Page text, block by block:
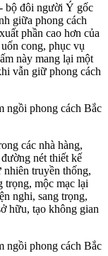
bộ đôi người Ý gốc
giữa phong cách
phần cao hơn của
cong, phục vụ
này mang lại một
vẫn giữ phong cách
các nhà hàng,
nét thiết kế
nhiên truyền thống,
trọng, mộc mạc lại
nghi, sang trọng,
hữu, tạo không gian